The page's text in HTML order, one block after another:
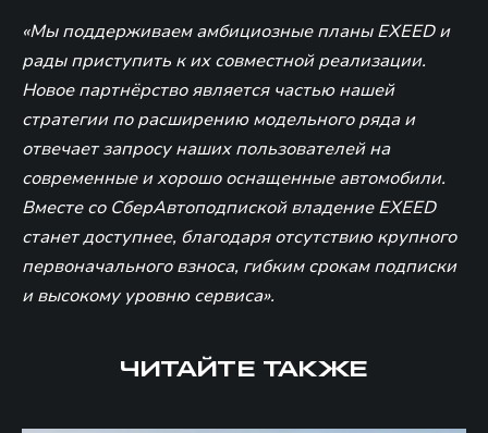
«Мы поддерживаем амбициозные планы EXEED и
рады приступить к их совместной реализации.
Новое партнёрство является частью нашей
стратегии по расширению модельного ряда и
отвечает запросу наших пользователей на
современные и хорошо оснащенные автомобили.
Вместе со СберАвтоподпиской владение EXEED
станет доступнее, благодаря отсутствию крупного
первоначального взноса, гибким срокам подписки
и высокому уровню сервиса».
ЧИТАЙТЕ ТАКЖЕ